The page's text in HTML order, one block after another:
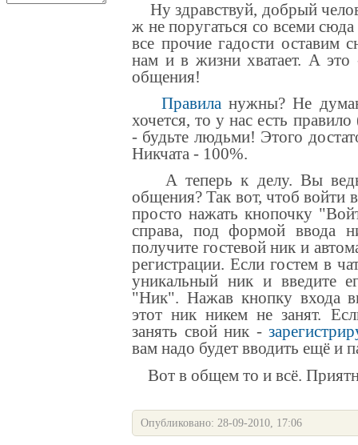
Ну здравствуй, добрый
ж не поругаться со всеми
все прочие гадости оставим
нам и в жизни хватает. А
общения!
Правила нужны? Не
хочется, то у нас есть
- будьте людьми! Этого
Никчата - 100%.
А теперь к делу. Вы ведь
общения? Так вот, чтоб войти
просто нажать кнопочку
справа, под формой ввода
получите гостевой ник и
регистрации. Если гостем в
уникальный ник и введите
"Ник". Нажав кнопку входа
этот ник никем не занят.
занять свой ник -
вам надо будет вводить ещё и
Вот в общем то и всё.
Опубликовано: 28-09-2010, 17:06